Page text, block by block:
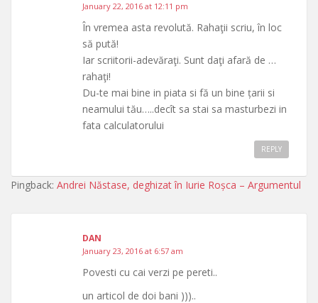
January 22, 2016 at 12:11 pm
În vremea asta revolută. Rahaţii scriu, în loc
să pută!
Iar scriitorii-adevăraţi. Sunt daţi afară de …
rahaţi!
Du-te mai bine in piata si fă un bine țarii si
neamului tău…..decît sa stai sa masturbezi in
fata calculatorului
REPLY
Pingback: Andrei Năstase, deghizat în Iurie Roșca – Argumentul
DAN
January 23, 2016 at 6:57 am
Povesti cu cai verzi pe pereti..
un articol de doi bani )))..